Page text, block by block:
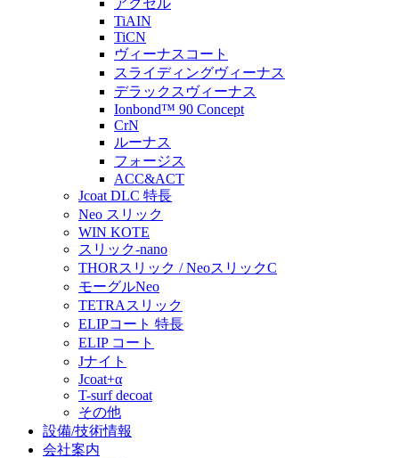
アクセル
TiAIN
TiCN
ヴィーナスコート
スライディングヴィーナス
デラックスヴィーナス
Ionbond™ 90 Concept
CrN
ルーナス
フォージス
ACC&ACT
Jcoat DLC 特長
Neo スリック
WIN KOTE
スリック-nano
THORスリック / NeoスリックC
モーグルNeo
TETRAスリック
ELIPコート 特長
ELIP コート
Jナイト
Jcoat+α
T-surf decoat
その他
設備/技術情報
会社案内